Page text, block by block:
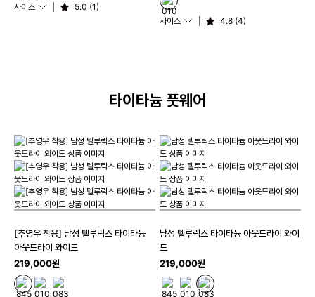
사이즈 5.0 (1)
사이즈 4.8 (4)
타이타늄 풋웨어
[추영우 착용] 남성 텔루릭스 타이타늄
아웃드라이 와이드
219,000원
남성 텔루릭스 타이타늄 아웃드라이 와이
드
219,000원